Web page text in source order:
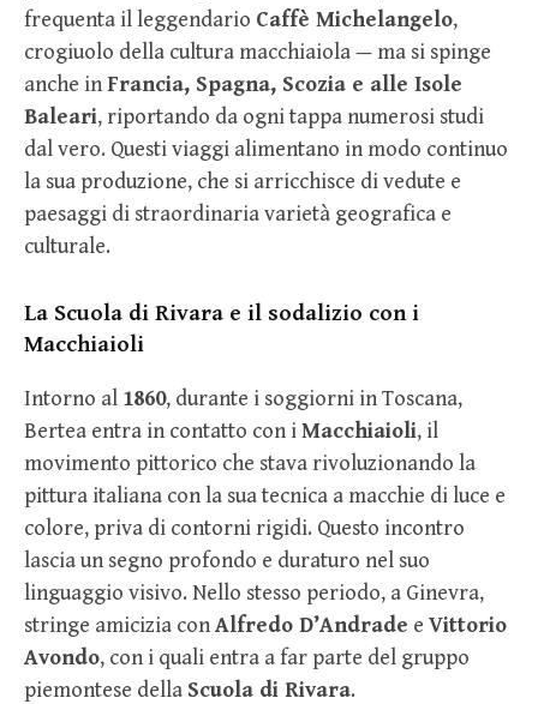
frequenta il leggendario Caffè Michelangelo,
crogiuolo della cultura macchiaiola — ma si spinge
anche inFrancia, Spagna, Scozia e alle Isole
Baleari, riportando da ogni tappa numerosi studi
dal vero. Questi viaggi alimentano in modo continuo
la sua produzione, che si arricchisce di vedute e
paesaggi di straordinaria varietà geografica e
culturale.
La Scuola di Rivara e il sodalizio con i
Macchiaioli
Intorno al 1860, durante i soggiorni in Toscana,
Bertea entra in contatto con iMacchiaioli, il
movimento pittorico che stava rivoluzionando la
pittura italiana con la sua tecnica a macchie di luce e
colore, priva di contorni rigidi. Questo incontro
lascia un segno profondo e duraturo nel suo
linguaggio visivo. Nello stesso periodo, a Ginevra,
stringe amicizia conAlfredo D’Andrade e Vittorio
Avondo, con i quali entra a far parte del gruppo
piemontese della Scuola di Rivara.